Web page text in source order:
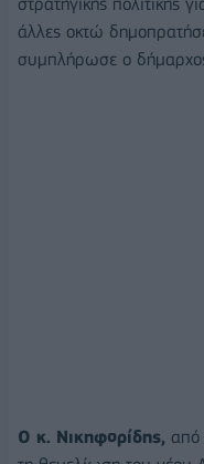
άλλες οκτώ
συμπλήρωσε ο
Ο κ. Νικηφορίδης, από